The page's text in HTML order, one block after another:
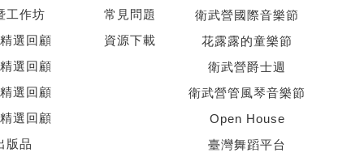
工作坊
選回顧
選回顧
選回顧
選回顧
版品
常見問題
資源下載
衛武營國際音樂節
花露露的童樂節
衛武營爵士週
衛武營管風琴音樂節
Open House
臺灣舞蹈平台